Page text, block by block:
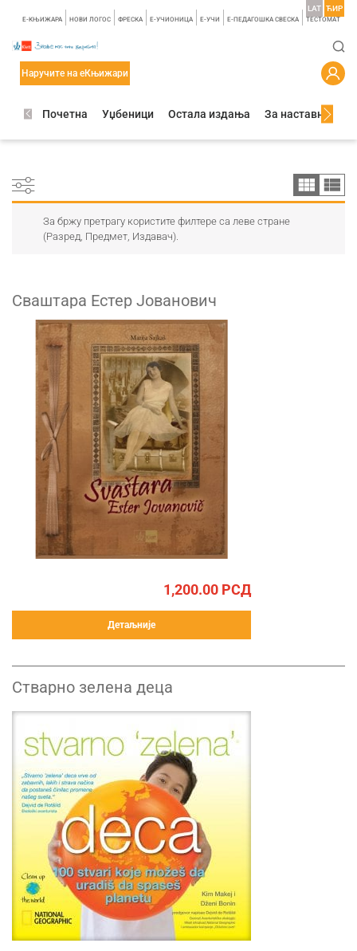
E-КЊИЖАРА НОВИ ЛОГОС ФРЕСКА E-УЧИОНИЦА E-УЧИ Е-ПЕДАГОШКА СВЕСКА TЕСТОМАТ
LAT ЋИР
Наручите на еКњижари
Почетна Уџбеници Остала издања За наставнике
За бржу претрагу користите филтере са леве стране
(Разред, Предмет, Издавач).
Сваштара Естер Јованович
1,200.00 РСД
Детаљније
Стварно зелена деца